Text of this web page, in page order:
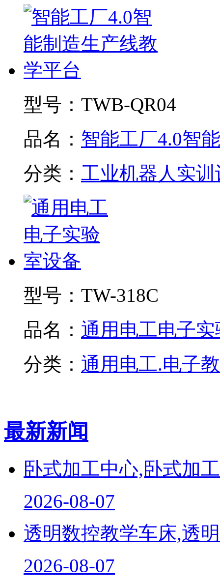
型号： TWB-QR04
品名： 智能工厂4.0智
分类： 工业机器人实训
型号： TW-318C
品名： 通用电工电子实
分类： 通用电工.电子
最新新闻
卧式加工中心,卧式加
2026-08-07
透明数控教学车床,透
2026-08-07